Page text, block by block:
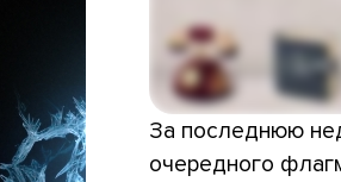
За последнюю
очередного